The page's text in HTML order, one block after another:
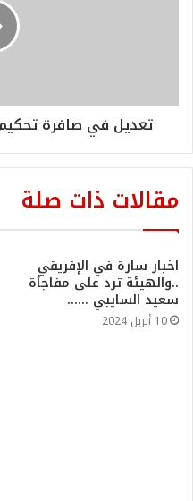
تعديل في صافرة تحكيم
مقالات ذات صلة
اخبار سارة في الإفريقي
..والهيئة ترد على مفاجأة
سعيد السايبي ……
10 أبريل 2024